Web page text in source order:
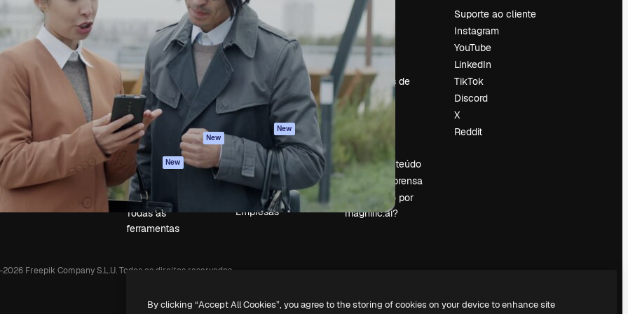
para você direcionar
Mais de 1 milhão de
empresas,
Assistente de IA
Gerador de
imagens
Gerador de vídeos
Texto para voz
Conteúdo de stock
MCP para
Claude/ChatGPT
New
Agentes New
API
App móvel
Todas as
ferramentas
Academy
Documentação
Atendimento
Termos e
condições
Política de
privacidade
New
Política de cookies
Central de
confiabilidade
Afiliados
Empresas
Preços
Sobre nós
Reviews
Emprego
Tendências de
pesquisa
Blog
Eventos
Vender conteúdo
Sala de imprensa
Procurando por
magnific.ai?
Suporte ao cliente
Instagram
YouTube
LinkedIn
TikTok
Discord
X
Reddit
2026 Freepik Company S.L.U.Todos os direitos reservados
By clicking “Accept All Cookies”, you agree to the storing of cookies on your device to enhance site